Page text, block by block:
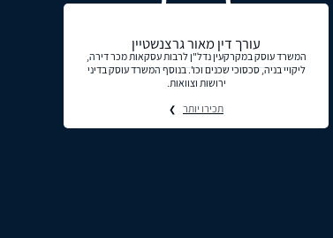
עורך דין מאור גרצנשטיין
המשרד עוסק במקרקעין נדל"ן לרבות עסקאות מכר דירה,
ליקויי בניה, סכסוכי שכנים וכו'. בנוסף המשרד עוסק בדיני
ירושות וצוואות.
תכירו יותר